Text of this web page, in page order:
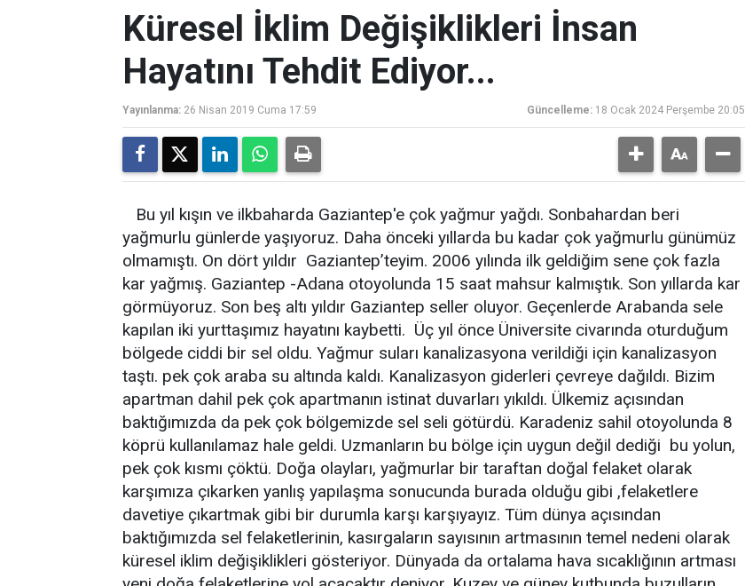
Küresel İklim Değişiklikleri İnsan
Hayatını Tehdit Ediyor...
Yayınlanma: 26 Nisan 2019 Cuma 17:59 Güncelleme: 18 Ocak 2024 Perşembe 20:05
Bu yıl kışın ve ilkbaharda Gaziantep'e çok yağmur yağdı. Sonbahardan beri
yağmurlu günlerde yaşıyoruz. Daha önceki yıllarda bu kadar çok yağmurlu günümüz
olmamıştı. On dört yıldır Gaziantep’teyim. 2006 yılında ilk geldiğim sene çok fazla
kar yağmış. Gaziantep -Adana otoyolunda 15 saat mahsur kalmıştık. Son yıllarda kar
görmüyoruz. Son beş altı yıldır Gaziantep seller oluyor. Geçenlerde Arabanda sele
kapılan iki yurttaşımız hayatını kaybetti. Üç yıl önce Üniversite civarında oturduğum
bölgede ciddi bir sel oldu. Yağmur suları kanalizasyona verildiği için kanalizasyon
taştı. pek çok araba su altında kaldı. Kanalizasyon giderleri çevreye dağıldı. Bizim
apartman dahil pek çok apartmanın istinat duvarları yıkıldı. Ülkemiz açısından
baktığımızda da pek çok bölgemizde sel seli götürdü. Karadeniz sahil otoyolunda 8
köprü kullanılamaz hale geldi. Uzmanların bu bölge için uygun değil dediği bu yolun,
pek çok kısmı çöktü. Doğa olayları, yağmurlar bir taraftan doğal felaket olarak
karşımıza çıkarken yanlış yapılaşma sonucunda burada olduğu gibi ,felaketlere
davetiye çıkartmak gibi bir durumla karşı karşıyayız. Tüm dünya açısından
baktığımızda sel felaketlerinin, kasırgaların sayısının artmasının temel nedeni olarak
küresel iklim değişiklikleri gösteriyor. Dünyada da ortalama hava sıcaklığının artması